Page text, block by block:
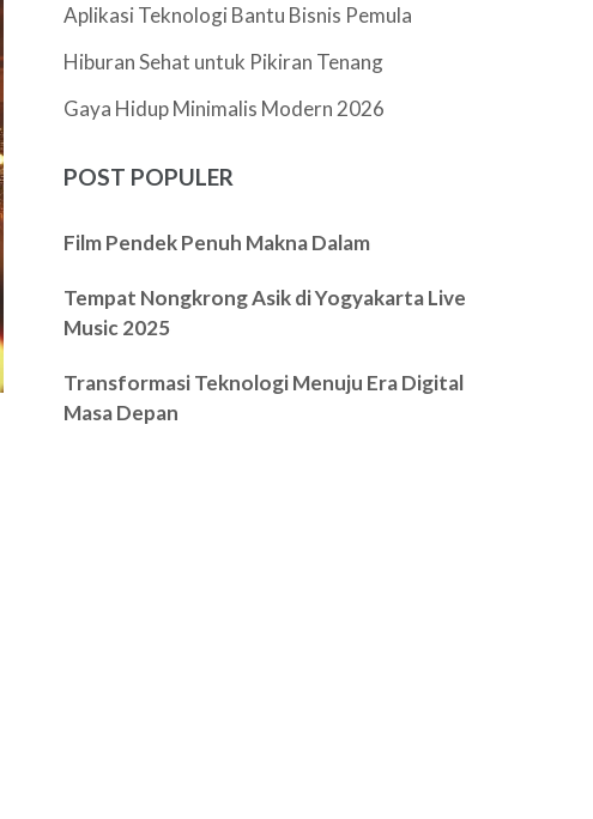
Aplikasi Teknologi Bantu Bisnis Pemula
Hiburan Sehat untuk Pikiran Tenang
Gaya Hidup Minimalis Modern 2026
POST POPULER
Film Pendek Penuh Makna Dalam
Tempat Nongkrong Asik di Yogyakarta Live
Music 2025
Transformasi Teknologi Menuju Era Digital
Masa Depan